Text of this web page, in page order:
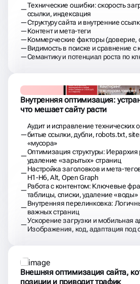
Технические ошибки: скорость
ссылки, индексация
Структуру сайта и внутренние
Контент и мета-теги
Коммерческие факторы
Видимость в поиске и сравнение с
Семантику и потенциал роста по
Внутренняя оптимизация:
что мешает сайту расти
Аудит и исправление технических
битые ссылки, дубли, robots.txt,
«мусора»
Оптимизация структуры:
удаление «зарытых» страниц
Настройка заголовков и мета-
H1-H6, Alt, Open Graph
Работа с контентом: Ключевые
таблицы, списки, удаление «воды»
Внутренняя перелинковка:
важных страниц
Ускорение загрузки и мобильная
Изображения, код, адаптация под
Внешняя оптимизация сайта,
позиции и приводит трафик